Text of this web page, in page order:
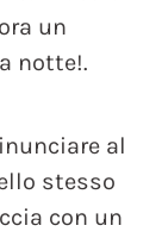
un
notte!.
al
stesso
con un